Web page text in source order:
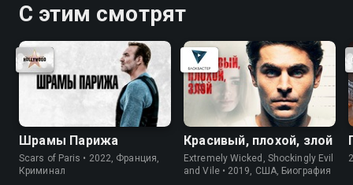
С этим смотрят
Шрамы Парижа
Scars of Paris • 2022, Франция,
Криминал
Красивый, плохой, злой
Extremely Wicked, Shockingly Evil
and Vile • 2019, США, Биография